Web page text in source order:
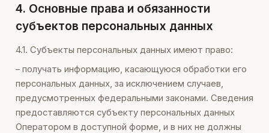
4. Основные права и обязанности
субъектов персональных данных
4.1. Субъекты персональных данных имеют право:
– получать информацию, касающуюся обработки его
персональных данных, за исключением случаев,
предусмотренных федеральными законами. Сведения
предоставляются субъекту персональных данных
Оператором в доступной форме, и в них не должны